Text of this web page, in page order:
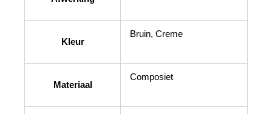
Kleur
Bruin, Creme
Materiaal
Composiet